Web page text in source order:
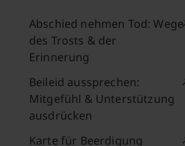
Abschied nehmen Tod: Wege
des Trosts & der
Erinnerung
Beileid aussprechen:
Mitgefühl & Unterstützung
ausdrücken
Karte für Beerdigung